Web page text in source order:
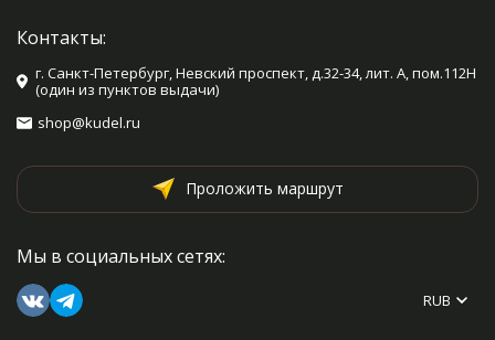
Контакты:
г. Санкт-Петербург, Невский проспект, д.32-34, лит. А, пом.112Н
(один из пунктов выдачи)
shop@kudel.ru
Проложить маршрут
Мы в социальных сетях:
RUB